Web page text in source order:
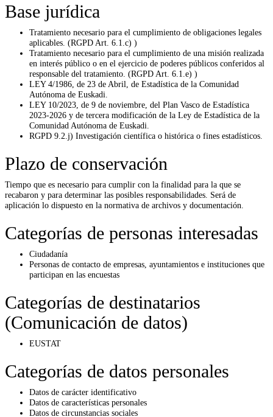
Base jurídica
Tratamiento necesario para el cumplimiento de obligaciones legales
aplicables. (RGPD Art. 6.1.c) )
Tratamiento necesario para el cumplimiento de una misión realizada
en interés público o en el ejercicio de poderes públicos conferidos al
responsable del tratamiento. (RGPD Art. 6.1.e) )
LEY 4/1986, de 23 de Abril, de Estadística de la Comunidad
Autónoma de Euskadi.
LEY 10/2023, de 9 de noviembre, del Plan Vasco de Estadística
2023-2026 y de tercera modificación de la Ley de Estadística de la
Comunidad Autónoma de Euskadi.
RGPD 9.2.j) Investigación científica o histórica o fines estadísticos.
Plazo de conservación
Tiempo que es necesario para cumplir con la finalidad para la que se
recabaron y para determinar las posibles responsabilidades. Será de
aplicación lo dispuesto en la normativa de archivos y documentación.
Categorías de personas interesadas
Ciudadanía
Personas de contacto de empresas, ayuntamientos e instituciones que
participan en las encuestas
Categorías de destinatarios
(Comunicación de datos)
EUSTAT
Categorías de datos personales
Datos de carácter identificativo
Datos de características personales
Datos de circunstancias sociales